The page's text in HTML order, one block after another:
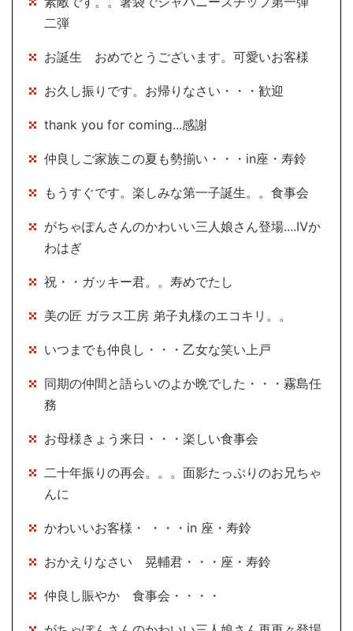
二弾
お誕生 おめでとうございます。可愛いお客様
お久し振りです。お帰りなさい・・・歓迎
thank you for coming...感謝
仲良しご家族この夏も勢揃い・・・in座・寿鈴
もうすぐです。楽しみな第一子誕生。。食事会
がちゃぽんさんのかわいい三人娘さん登場....Ⅳか
わはぎ
祝・・ガッキー君。。寿めでたし
美の匠 ガラス工房 弟子丸様のエコキリ。。
いつまでも仲良し・・・乙女な笑い上戸
同期の仲間と語らいのよか晩でした・・・霧島任
務
お母様きょう来日・・・楽しい食事会
二十年振りの再会。。。面影たっぷりのお兄ちゃ
んに
かわいいお客様・ ・・・in 座・寿鈴
おかえりなさい 晃輔君・・・座・寿鈴
仲良し賑やか 食事会・・・・